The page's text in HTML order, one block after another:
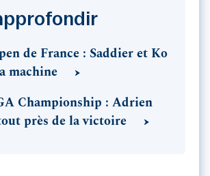
de France : Saddier et Ko
machine
Championship : Adrien
près de la victoire